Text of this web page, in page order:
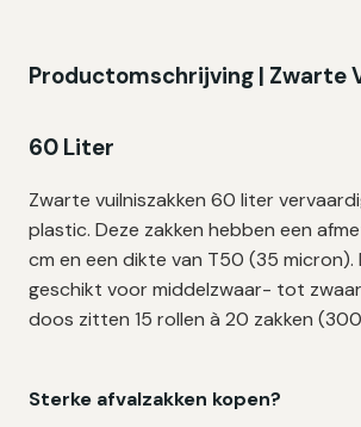
aantal
Productomschrijving | Zwarte
60 Liter
Zwarte vuilniszakken 60 liter
plastic. Deze zakken hebben een
cm en een dikte van T50 (35 micron).
geschikt voor middelzwaar- tot
doos zitten 15 rollen à 20 zakken
Sterke afvalzakken kopen?